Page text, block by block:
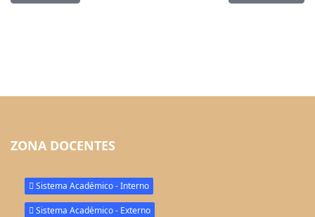
ZONA DOCENTES
Sistema Académico - Interno
Sistema Académico - Externo